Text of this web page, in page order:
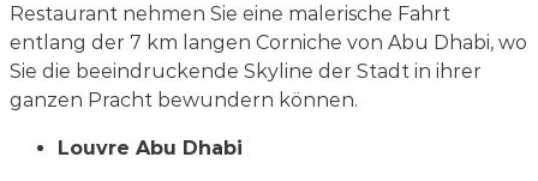
Restaurant nehmen Sie eine malerische Fahrt
entlang der 7 km langen Corniche von Abu Dhabi, wo
Sie die beeindruckende Skyline der Stadt in ihrer
ganzen Pracht bewundern können.
Louvre Abu Dhabi